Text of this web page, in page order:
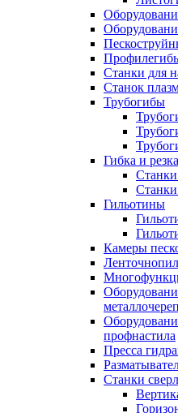
Станки для
Станок
Трубогибы
Гибка и
Гильотины
Камеры
профнастила
Пресса
Станки